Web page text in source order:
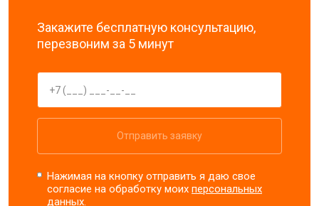
Закажите бесплатную консультацию,
перезвоним за 5 минут
Отправить заявку
Нажимая на кнопку отправить я даю свое
согласие на обработку моихперсональных
данных.